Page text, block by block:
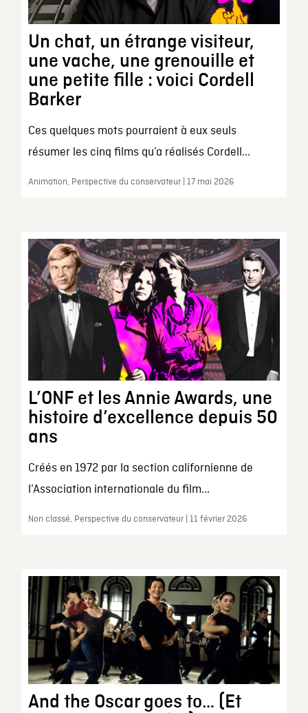
Un chat, un étrange visiteur,
une vache, une grenouille et
une petite fille : voici Cordell
Barker
Ces quelques mots pourraient à eux seuls
résumer les cinq films qu’a réalisés Cordell...
Animation, Perspective du conservateur | 17 mai 2026
L’ONF et les Annie Awards, une
histoire d’excellence depuis 50
ans
Créés en 1972 par la section californienne de
l’Association internationale du film...
Non classé, Perspective du conservateur | 11 février 2026
And the Oscar goes to… (Et